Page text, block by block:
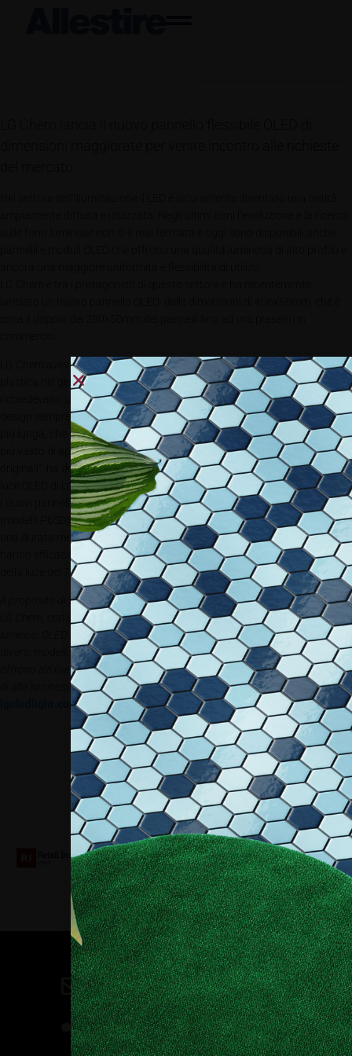
LG Chem aveva già introdotto il pannello flessibile 200x50mm a base
plastica nel gennaio 2015. “Sulla base dei feedback dei clienti, che
richiedevano una ancora maggiore flessibilità per realizzare progetti di
design sempre più interessanti, abbiamo deciso di introdurre la versione
più lunga, che consente quindi di utilizzare questo prodotto in un campo
più vasto di applicazioni e permette di realizzare forme sempre più
originali“, ha detto Park Sung-Soo, vice presidente della business unit
luce OLED di LG Chem.
I nuovi pannelli flessibili OLED da 406x50mm flessibili OLED sono leggeri
(modelli P6SD), hanno solo 0,41 millimetri di spessore e sono previsti per
una durata media di 20.000 ore di vita. Inoltre, i nuovi pannelli flessibili
hanno efficacia 50lm / W con CRI di 85. I pannelli mostrano uniformità
della luce del 70% e una elevata resa luminosa.
A proposito di LG Chem
LG Chem, con sede a Seoul, Corea del Sud, è un produttore di pannelli
luminosi OLED disponibili in una ampia varietà di forme e dimensioni. Dieci
diversi modelli sono disponibili con due diverse temperature di colore, che
offrono alti livelli di resa cromatica (CRI> 90), così come il raggiungimento
di alta luminosità, elevata efficacia e lunga durata.
lgoledlight.com
Collaboriamo con
Contatti
direzione@allestire.online
0471 366087